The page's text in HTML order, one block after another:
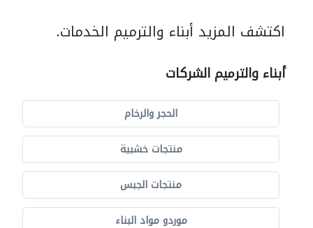
اكتشف المزيد أبناء والترميم الخدمات.
أبناء والترميم الشركات
الحجر والرخام
منتجات خشبية
منتجات الجبس
موردو مواد البناء